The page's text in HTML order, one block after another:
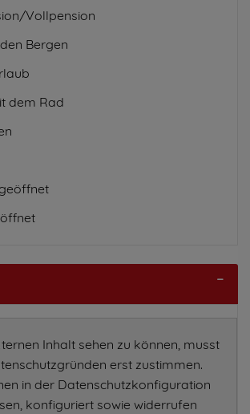
Vollpension
Bergen
dem Rad
Inhalt sehen zu können, musst
erst zustimmen.
in der Datenschutzkonfiguration
konfiguriert sowie widerrufen